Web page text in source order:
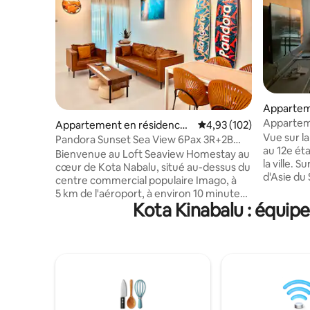
Appartement en résidence ⋅
Kota Kinabalu
Évaluation moyenne
4,93 (102)
Pandora Sunset Sea View 6Pax 3R+2B
Imago Le Loft
Bienvenue au Loft Seaview Homestay au
cœur de Kota Nabalu, situé au-dessus du
centre commercial populaire Imago, à
5 km de l'aéroport, à environ 10 minutes
en voiture, pour plus de commodité et
de confort.Avec deux chambres
romantiques. • Superbe emplacement :
au cœur de la ville, avec un accès direct
u
coucher
Aru
Vue sur
au 12e
la ville.
d'Asie du
petits
ciel, le
mondiale à
plages
Kota Kinabalu :